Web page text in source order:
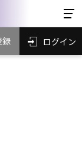
録 ログイン